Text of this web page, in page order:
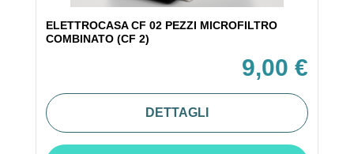
ELETTROCASA CF 02 PEZZI MICROFILTRO
COMBINATO (CF 2)
9,00 €
DETTAGLI